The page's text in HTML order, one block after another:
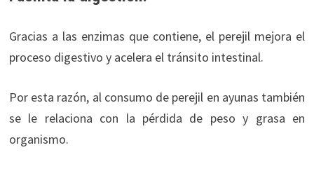
Gracias a las enzimas que contiene, el perejil mejora el
proceso digestivo y acelera el tránsito intestinal.
Por esta razón, al consumo de perejil en ayunas también
se le relaciona con la pérdida de peso y grasa en
organismo.